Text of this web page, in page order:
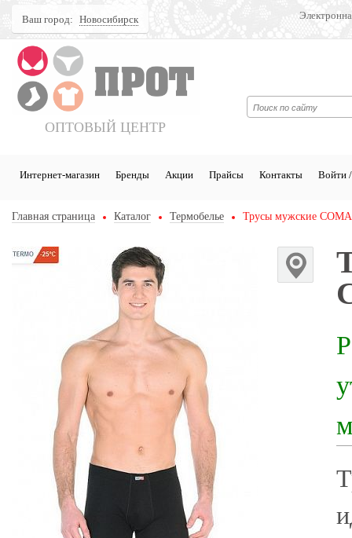
Ваш город: Новосибирск
ОПТОВЫЙ ЦЕНТР
Интернет-магазин Бренды Акции Прайсы Контакты Войти /
Главная страница Каталог Термобелье Трусы мужские